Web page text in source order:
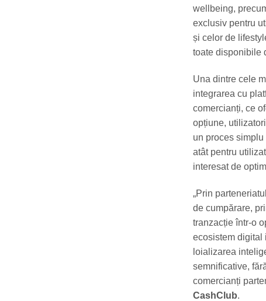
wellbeing,
exclusiv pentru
și celor de
toate disponibile
Una dintre cele
integrarea cu
comercianți, ce
opțiune,
un proces
atât pentru
interesat de
„Prin
de cumpărare,
tranzacție într-o
ecosistem digital
loializarea
semnificative,
comercianți
CashClub.